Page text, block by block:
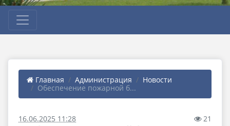
Главная Администрация
Новости
Обеспечение пожарной б...
16.06.2025 11:28 21